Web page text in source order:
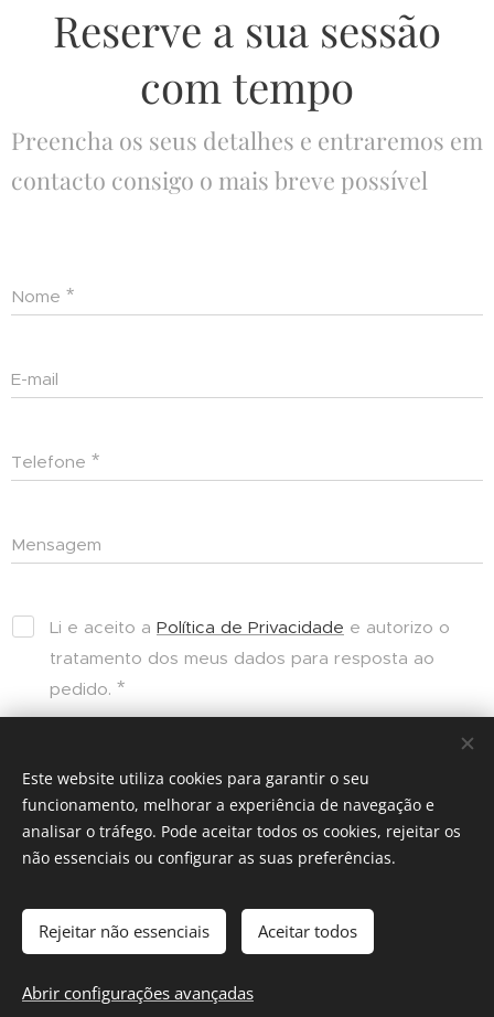
Reserve a sua sessão
com tempo
Preencha os seus detalhes e entraremos em
contacto consigo o mais breve possível
Nome
E-mail
Telefone
Mensagem
Li e aceito a Política de Privacidade e autorizo o
tratamento dos meus dados para resposta ao
pedido.
Enviar
Desenvolvido por Espaço Hestia |Política de Privacidade
Cookies
Este website utiliza cookies para garantir o seu
funcionamento, melhorar a experiência de navegação e
analisar o tráfego. Pode aceitar todos os cookies, rejeitar os
não essenciais ou configurar as suas preferências.
Rejeitar não essenciais Aceitar todos
Abrir configurações avançadas